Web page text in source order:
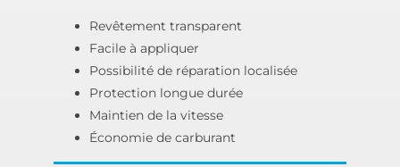
Revêtement transparent
Facile à appliquer
Possibilité de réparation localisée
Protection longue durée
Maintien de la vitesse
Économie de carburant